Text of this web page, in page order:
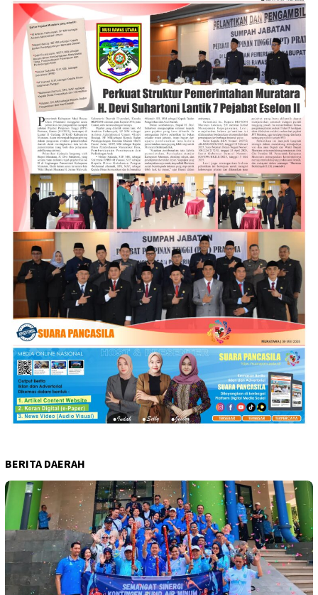
BERITA DAERAH